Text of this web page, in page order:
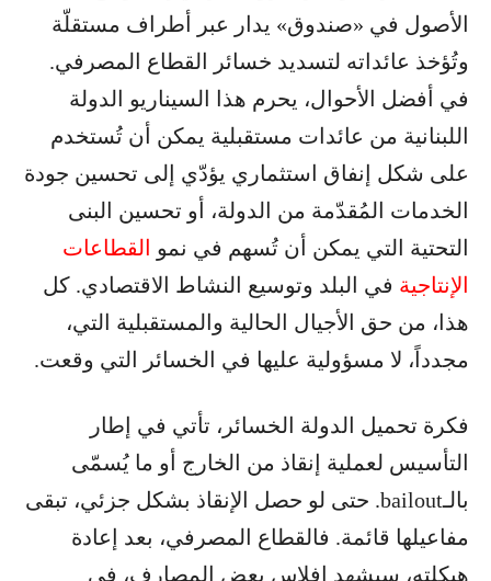
الأصول في «صندوق» يدار عبر أطراف مستقلّة
وتُؤخذ عائداته لتسديد خسائر القطاع المصرفي.
في أفضل الأحوال، يحرم هذا السيناريو الدولة
اللبنانية من عائدات مستقبلية يمكن أن تُستخدم
على شكل إنفاق استثماري يؤدّي إلى تحسين جودة
الخدمات المُقدّمة من الدولة، أو تحسين البنى
التحتية التي يمكن أن تُسهم في نمو القطاعات
الإنتاجية في البلد وتوسيع النشاط الاقتصادي. كل
هذا، من حق الأجيال الحالية والمستقبلية التي،
مجدداً، لا مسؤولية عليها في الخسائر التي وقعت.
فكرة تحميل الدولة الخسائر، تأتي في إطار
التأسيس لعملية إنقاذ من الخارج أو ما يُسمّى
بالـbailout. حتى لو حصل الإنقاذ بشكل جزئي، تبقى
مفاعيلها قائمة. فالقطاع المصرفي، بعد إعادة
هيكلته، سيشهد إفلاس بعض المصارف، في